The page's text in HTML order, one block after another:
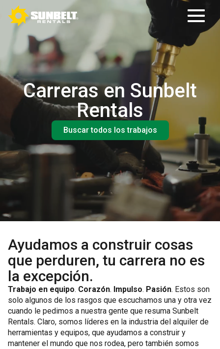
Carreras en Sunbelt
Rentals
Buscar todos los trabajos
Ayudamos a construir cosas
que perduren, tu carrera no es
la excepción.
Trabajo en equipo. Corazón. Impulso. Pasión. Estos son
solo algunos de los rasgos que escuchamos una y otra vez
cuando le pedimos a nuestra gente que resuma Sunbelt
Rentals. Claro, somos líderes en la industria del alquiler de
herramientas y equipos, que ayudamos a construir y
mantener el mundo que nos rodea, pero también somos